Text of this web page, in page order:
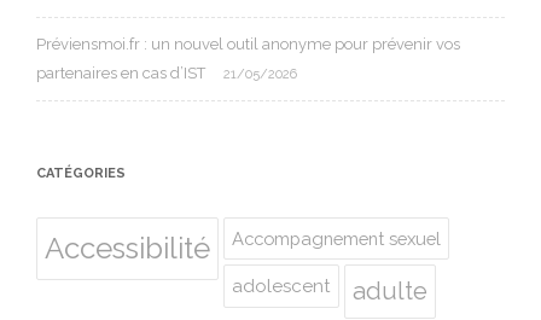
Préviensmoi.fr : un nouvel outil anonyme pour prévenir vos
partenaires en cas d’IST
21/05/2026
CATÉGORIES
Accessibilité Accompagnement sexuel
adolescent adulte